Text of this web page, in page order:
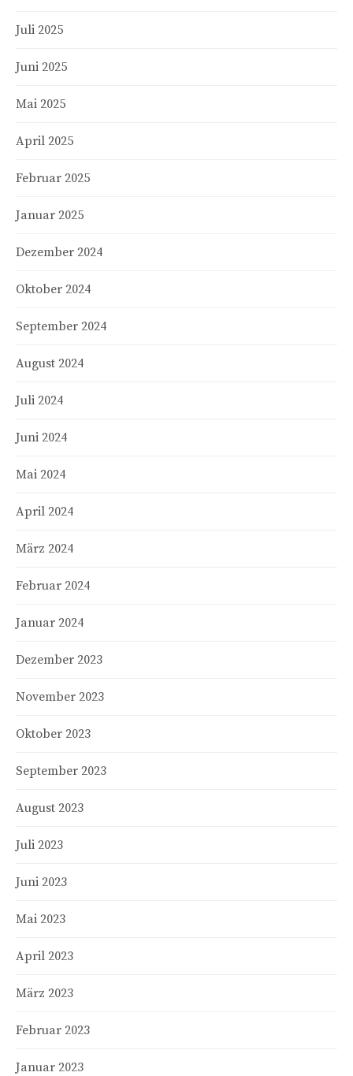
Juli 2025
Juni 2025
Mai 2025
April 2025
Februar 2025
Januar 2025
Dezember 2024
Oktober 2024
September 2024
August 2024
Juli 2024
Juni 2024
Mai 2024
April 2024
März 2024
Februar 2024
Januar 2024
Dezember 2023
November 2023
Oktober 2023
September 2023
August 2023
Juli 2023
Juni 2023
Mai 2023
April 2023
März 2023
Februar 2023
Januar 2023